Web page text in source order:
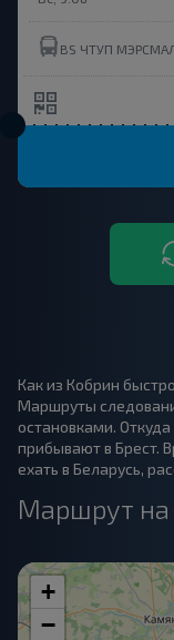
Как из Кобрин
Маршруты
остановками.
прибывают в Брест.
ехать в Беларусь,
Маршрут на
+
−